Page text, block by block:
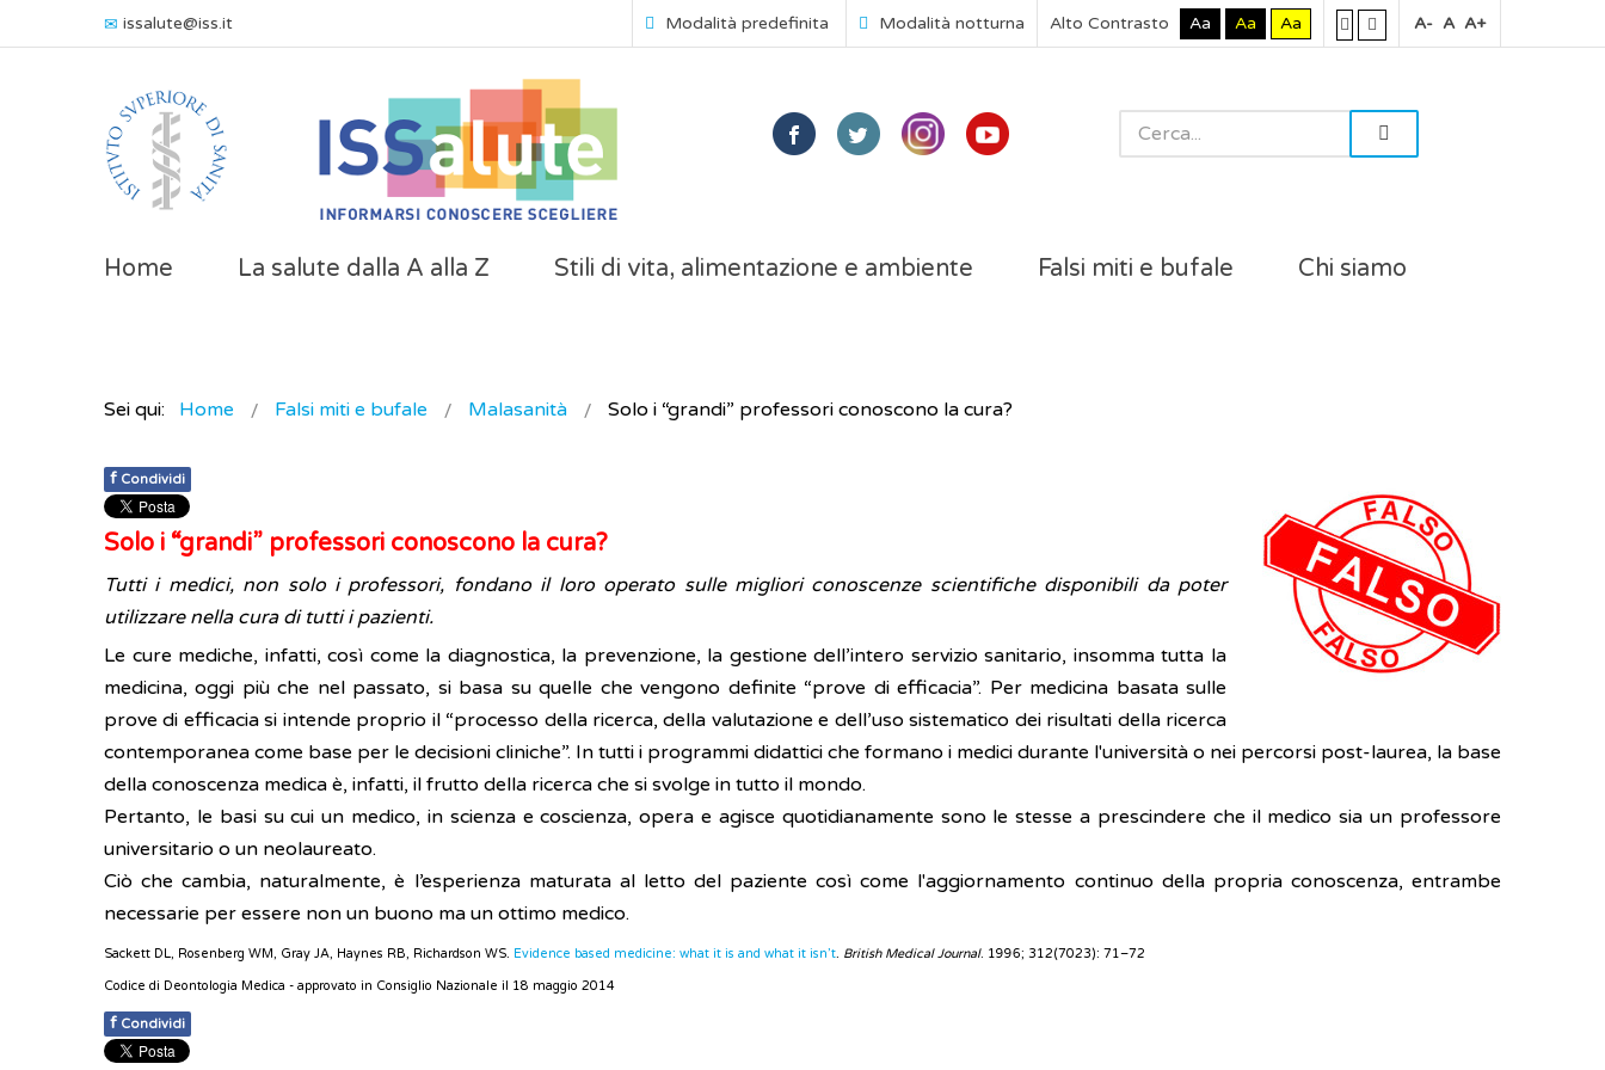
issalute@iss.it Modalità predefinita Modalità notturna Alto Contrasto Aa Aa Aa A- A A+
Home La salute dalla A alla Z Stili di vita, alimentazione e ambiente Falsi miti e bufale Chi siamo
Sei qui: Home Falsi miti e bufale Malasanità Solo i “grandi” professori conoscono la cura?
f Condividi
Solo i “grandi” professori conoscono la cura?
Tutti i medici, non solo i professori, fondano il loro operato sulle migliori conoscenze scientifiche disponibili da poter
utilizzare nella cura di tutti i pazienti.
Le cure mediche, infatti, così come la diagnostica, la prevenzione, la gestione dell’intero servizio sanitario, insomma tutta la
medicina, oggi più che nel passato, si basa su quelle che vengono definite “prove di efficacia”. Per medicina basata sulle
prove di efficacia si intende proprio il “processo della ricerca, della valutazione e dell’uso sistematico dei risultati della ricerca
contemporanea come base per le decisioni cliniche”. In tutti i programmi didattici che formano i medici durante l'università o nei percorsi post-laurea, la base
della conoscenza medica è, infatti, il frutto della ricerca che si svolge in tutto il mondo.
Pertanto, le basi su cui un medico, in scienza e coscienza, opera e agisce quotidianamente sono le stesse a prescindere che il medico sia un professore
universitario o un neolaureato.
Ciò che cambia, naturalmente, è l’esperienza maturata al letto del paziente così come l'aggiornamento continuo della propria conoscenza, entrambe
necessarie per essere non un buono ma un ottimo medico.
Sackett DL, Rosenberg WM, Gray JA, Haynes RB, Richardson WS. Evidence based medicine: what it is and what it isn’t. British Medical Journal. 1996; 312(7023): 71–72
Codice di Deontologia Medica - approvato in Consiglio Nazionale il 18 maggio 2014
f Condividi